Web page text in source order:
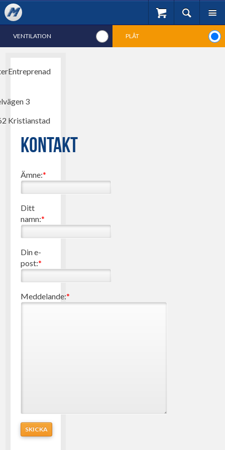
Om företaget
Kontakt
Logga in
Kontakta Oss
Våra Lokaler
 🔍 ☰
VENTILATION PLÅT
3
Kristianstad
KONTAKT
Ämne:*
Ditt
namn:*
Din e-
post:*
Meddelande:*